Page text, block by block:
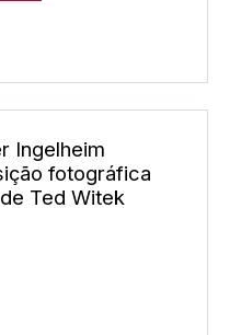
Ingelheim
fotográfica
Ted Witek